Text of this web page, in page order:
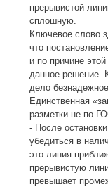
прерывистой
сплошную.
Ключевое слово
что
и по причине
данное решение.
дело
Единственная
разметки не по
- После
убедиться в
это линия
прерывистую
превышает